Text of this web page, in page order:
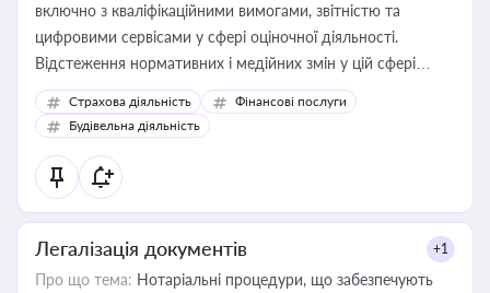
включно з кваліфікаційними вимогами, звітністю та
цифровими сервісами у сфері оціночної діяльності.
Відстеження нормативних і медійних змін у цій сфері
корисне для власника бізнесу, керівника, юриста або
бухгалтера під час оподаткування, приватизації, оренди
державного майна, корпоративних угод і перевірки
статусу суб'єктів оціночної діяльності
Страхова діяльність
Фінансові послуги
Будівельна діяльність
Легалізація документів +1
Про що тема: Нотаріальні процедури, що забезпечують